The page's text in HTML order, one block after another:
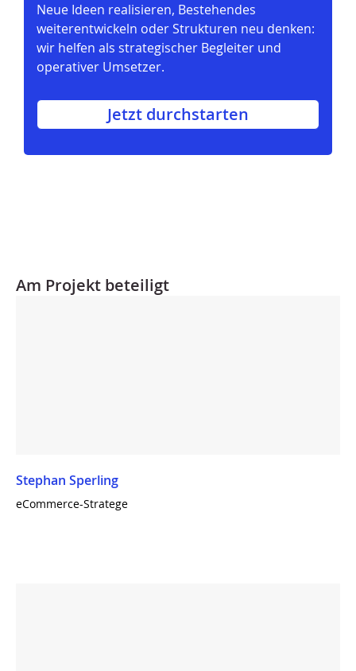
Neue Ideen realisieren, Bestehendes
weiterentwickeln oder Strukturen neu denken:
wir helfen als strategischer Begleiter und
operativer Umsetzer.
Jetzt durchstarten
Am Projekt beteiligt
Stephan Sperling
eCommerce-Stratege